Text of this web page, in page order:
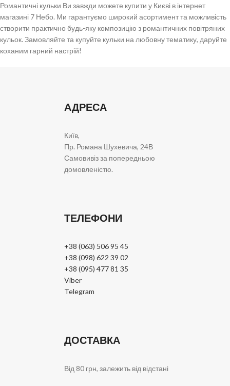
Романтичні кульки Ви завжди можете купити у Києві в інтернет
магазині 7 Небо. Ми гарантуємо широкий асортимент та можливість
створити практично будь-яку композицію з романтичних повітряних
кульок. Замовляйте та купуйте кульки на любовну тематику, даруйте
коханим гарний настрій!
АДРЕСА
Київ,
Пр. Романа Шухевича, 24В
Самовивіз за попередньою
домовленістю.
ТЕЛЕФОНИ
+38 (063) 506 95 45
+38 (098) 622 39 02
+38 (095) 477 81 35
Viber
Telegram
ДОСТАВКА
Від 80 грн, залежить від відстані